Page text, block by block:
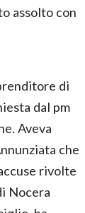
assolto con
di
dal pm
Aveva
che
rivolte
Nocera